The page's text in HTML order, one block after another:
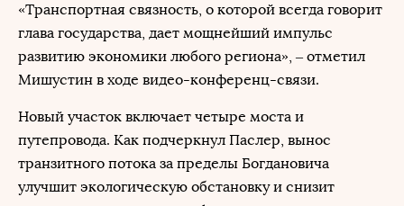
«Транспортная связность, о которой всегда говорит
глава государства, дает мощнейший импульс
развитию экономики любого региона», – отметил
Мишустин в ходе видео-конференц-связи.
Новый участок включает четыре моста и
путепровода. Как подчеркнул Паслер, вынос
транзитного потока за пределы Богдановича
улучшит экологическую обстановку и снизит